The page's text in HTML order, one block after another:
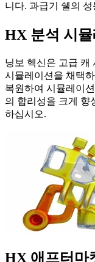
니다. 과급기 쉘의
HX 분석 시
닝보 헥신은 고급 캐
시뮬레이션을 채택
복원하여 시뮬레이
의 합리성을 크게 향
하십시오.
HX 애프터